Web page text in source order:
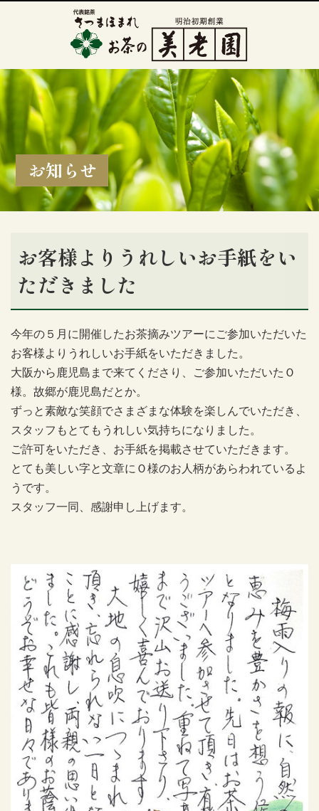
お知らせ
お客様よりうれしいお手紙をい
ただきました
今年の５月に開催したお茶摘みツアーにご参加いただいた
お客様よりうれしいお手紙をいただきました。
大阪から鹿児島まで来てくださり、ご参加いただいたＯ
様。故郷が鹿児島だとか。
ずっと素敵な笑顔でさまざまな体験を楽しんでいただき、
スタッフもとてもうれしい気持ちになりました。
ご許可をいただき、お手紙を掲載させていただきます。
とても美しい字と文章にＯ様のお人柄があらわれているよ
うです。
スタッフ一同、感謝申し上げます。